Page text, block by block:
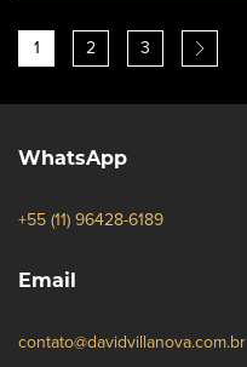
1 2 3
WhatsApp
+55 (11) 96428-6189
Email
contato@davidvillanova.com.br